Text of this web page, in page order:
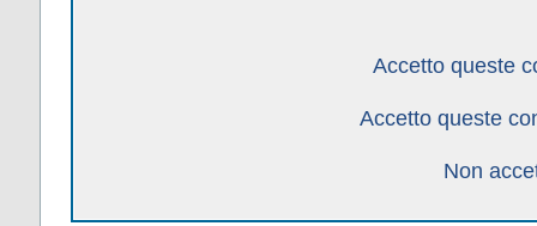
Accetto queste
Accetto queste
Non